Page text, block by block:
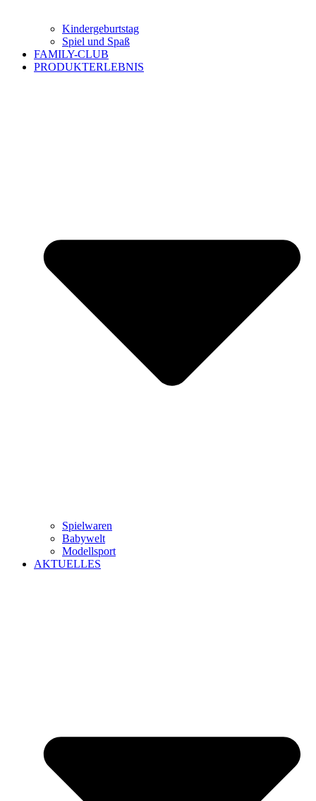
Kindergeburtstag
Spiel und Spaß
FAMILY-CLUB
PRODUKTERLEBNIS
Spielwaren
Babywelt
Modellsport
AKTUELLES